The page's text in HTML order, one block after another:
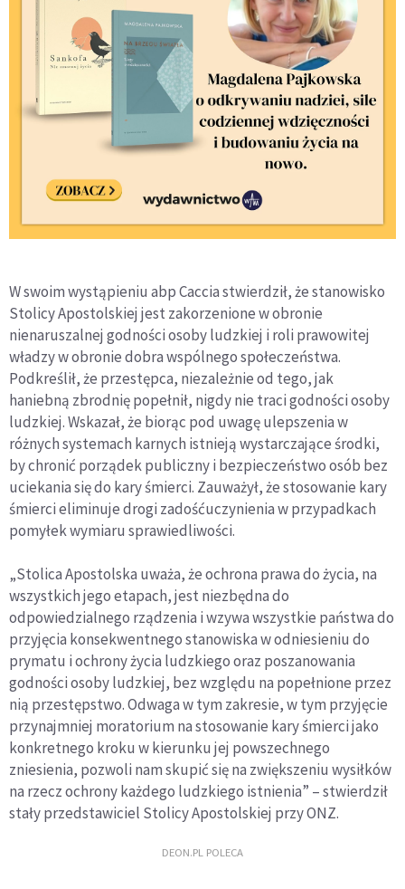
W swoim wystąpieniu abp Caccia stwierdził, że stanowisko
Stolicy Apostolskiej jest zakorzenione w obronie
nienaruszalnej godności osoby ludzkiej i roli prawowitej
władzy w obronie dobra wspólnego społeczeństwa.
Podkreślił, że przestępca, niezależnie od tego, jak
haniebną zbrodnię popełnił, nigdy nie traci godności osoby
ludzkiej. Wskazał, że biorąc pod uwagę ulepszenia w
różnych systemach karnych istnieją wystarczające środki,
by chronić porządek publiczny i bezpieczeństwo osób bez
uciekania się do kary śmierci. Zauważył, że stosowanie kary
śmierci eliminuje drogi zadośćuczynienia w przypadkach
pomyłek wymiaru sprawiedliwości.
„Stolica Apostolska uważa, że ochrona prawa do życia, na
wszystkich jego etapach, jest niezbędna do
odpowiedzialnego rządzenia i wzywa wszystkie państwa do
przyjęcia konsekwentnego stanowiska w odniesieniu do
prymatu i ochrony życia ludzkiego oraz poszanowania
godności osoby ludzkiej, bez względu na popełnione przez
nią przestępstwo. Odwaga w tym zakresie, w tym przyjęcie
przynajmniej moratorium na stosowanie kary śmierci jako
konkretnego kroku w kierunku jej powszechnego
zniesienia, pozwoli nam skupić się na zwiększeniu wysiłków
na rzecz ochrony każdego ludzkiego istnienia” – stwierdził
stały przedstawiciel Stolicy Apostolskiej przy ONZ.
DEON.PL POLECA